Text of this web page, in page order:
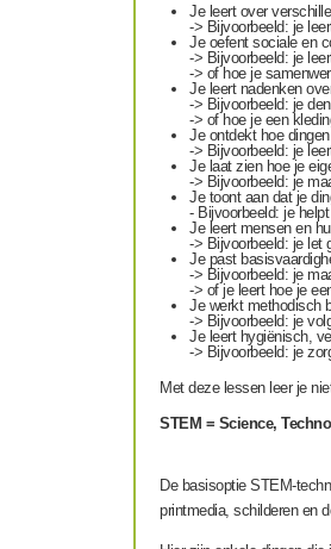
Je leert over
-> Bijvoorbeeld: je
Je oefent sociale en
-> Bijvoorbeeld: je
-> of hoe je
Je leert nadenken
-> Bijvoorbeeld: je
-> of hoe je een
Je ontdekt hoe
-> Bijvoorbeeld: je
Je laat zien hoe je
-> Bijvoorbeeld: je
Je toont aan dat je
- Bijvoorbeeld: je
Je leert mensen en
-> Bijvoorbeeld: je let
Je past
-> Bijvoorbeeld: je
-> of je leert hoe je
Je werkt methodisch
-> Bijvoorbeeld: je
Je leert hygiënisch,
-> Bijvoorbeeld: je
Met deze lessen leer je
STEM = Science,
De basisoptie STEM-
printmedia, schilderen en